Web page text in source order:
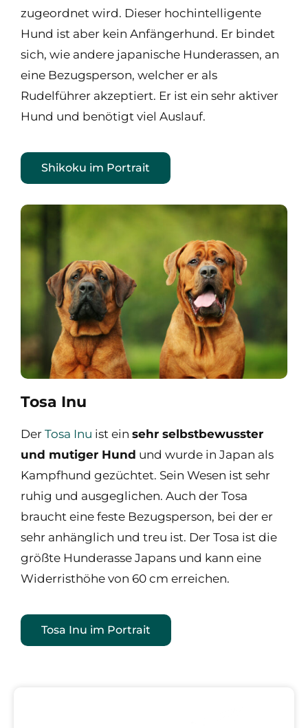
zugeordnet wird. Dieser hochintelligente
Hund ist aber kein Anfängerhund. Er bindet
sich, wie andere japanische Hunderassen, an
eine Bezugsperson, welcher er als
Rudelführer akzeptiert. Er ist ein sehr aktiver
Hund und benötigt viel Auslauf.
Shikoku im Portrait
Tosa Inu
Der Tosa Inu ist ein sehr selbstbewusster
und mutiger Hund und wurde in Japan als
Kampfhund gezüchtet. Sein Wesen ist sehr
ruhig und ausgeglichen. Auch der Tosa
braucht eine feste Bezugsperson, bei der er
sehr anhänglich und treu ist. Der Tosa ist die
größte Hunderasse Japans und kann eine
Widerristhöhe von 60 cm erreichen.
Tosa Inu im Portrait